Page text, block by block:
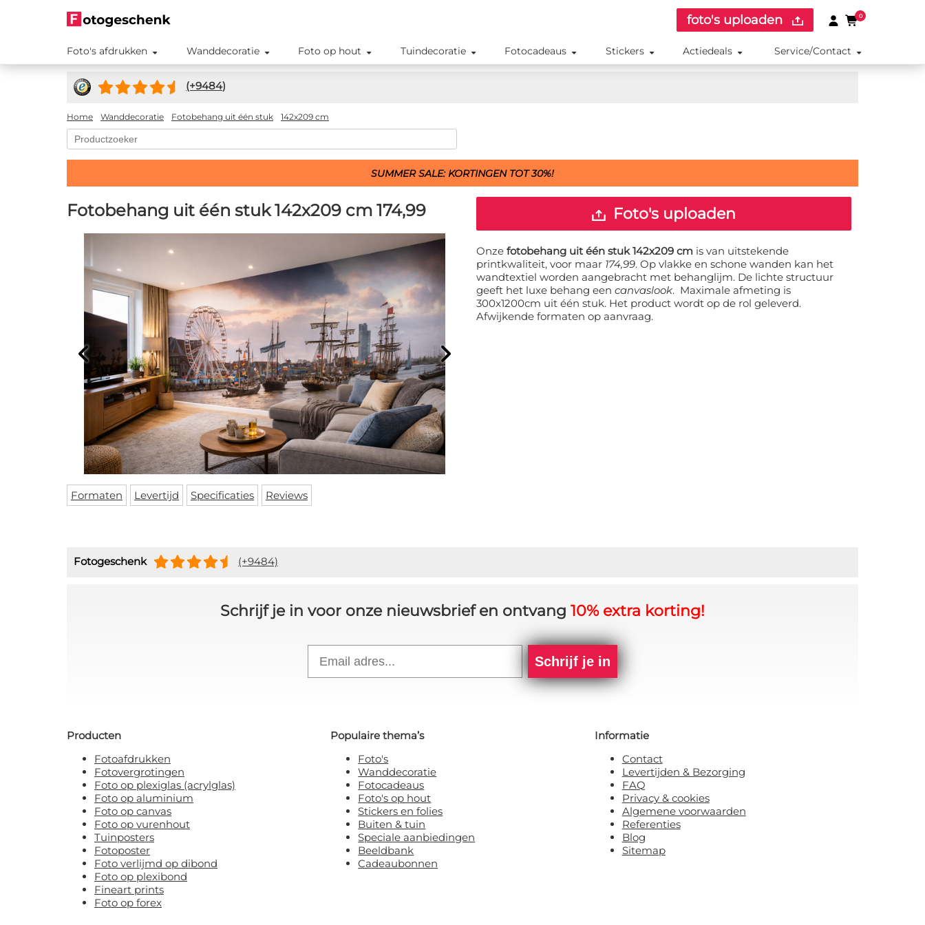
foto's uploaden 0
Foto's afdrukken Wanddecoratie Foto op hout Tuindecoratie Fotocadeaus Stickers Actiedeals Service/Contact
(+9484)
Home Wanddecoratie Fotobehang uit één stuk 142x209 cm
SUMMER SALE: KORTINGEN TOT 30%!
Fotobehang uit één stuk 142x209 cm 174,99
Formaten Levertijd Specificaties Reviews
Foto's uploaden
Onze fotobehang uit één stuk 142x209 cm is van uitstekende
printkwaliteit, voor maar 174,99. Op vlakke en schone wanden kan het
wandtextiel worden aangebracht met behanglijm. De lichte structuur
geeft het luxe behang een canvaslook. Maximale afmeting is
300x1200cm uit één stuk. Het product wordt op de rol geleverd.
Afwijkende formaten op aanvraag.
Fotogeschenk (+9484)
Schrijf je in voor onze nieuwsbrief en ontvang 10% extra korting!
Schrijf je in
Producten
Fotoafdrukken
Fotovergrotingen
Foto op plexiglas (acrylglas)
Foto op aluminium
Foto op canvas
Foto op vurenhout
Tuinposters
Fotoposter
Foto verlijmd op dibond
Foto op plexibond
Fineart prints
Foto op forex
Populaire thema’s
Foto's
Wanddecoratie
Fotocadeaus
Foto's op hout
Stickers en folies
Buiten & tuin
Speciale aanbiedingen
Beeldbank
Cadeaubonnen
Informatie
Contact
Levertijden & Bezorging
FAQ
Privacy & cookies
Algemene voorwaarden
Referenties
Blog
Sitemap